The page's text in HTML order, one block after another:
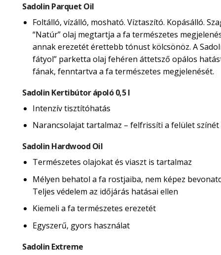
Sadolin Parquet Oil
Foltálló, vízálló, mosható. Víztaszító. Kopásálló.
“Natúr” olaj megtartja a fa természetes
annak erezetét érettebb tónust kölcsönöz. A
fátyol” parketta olaj fehéren áttetsző opálos
fának, fenntartva a fa természetes megjelenését.
Sadolin Kertibútor ápoló 0,5 l
Intenzív tisztítóhatás
Narancsolajat tartalmaz – felfrissíti a felület színét
Sadolin Hardwood Oil
Természetes olajokat és viaszt is tartalmaz
Mélyen behatol a fa rostjaiba, nem képez
Teljes védelem az időjárás hatásai ellen
Kiemeli a fa természetes erezetét
Egyszerű, gyors használat
Sadolin Extreme